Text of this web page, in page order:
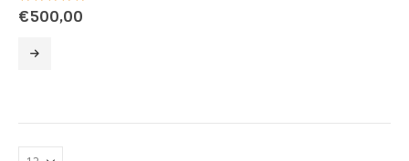
€500,00